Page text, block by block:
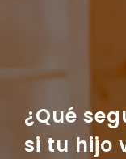
¿Qué
si tu hijo